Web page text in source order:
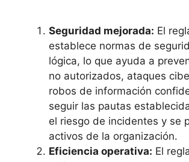
Seguridad mejorada: El
establece normas de
lógica, lo que ayuda a
no autorizados, ataques
robos de información
seguir las pautas
el riesgo de incidentes y se
activos de la organización.
Eficiencia operativa: El